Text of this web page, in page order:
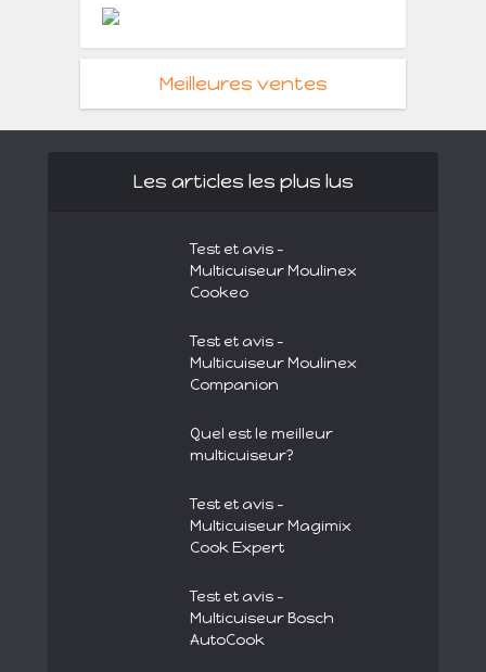
Meilleures ventes
Les articles les plus lus
Test et avis –
Multicuiseur Moulinex
Cookeo
Test et avis –
Multicuiseur Moulinex
Companion
Quel est le meilleur
multicuiseur?
Test et avis –
Multicuiseur Magimix
Cook Expert
Test et avis –
Multicuiseur Bosch
AutoCook